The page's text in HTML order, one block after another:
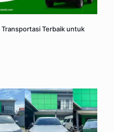
Terbaik untuk